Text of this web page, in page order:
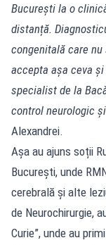
București la o
distanță.
congenitală care
accepta așa ceva
specialist de la
control neurologic
Alexandrei.
Așa au ajuns soții
București, unde
cerebrală și alte
de Neurochirurgie,
Curie”, unde au